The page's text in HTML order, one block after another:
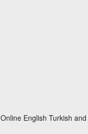
Online English Turkish